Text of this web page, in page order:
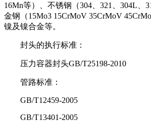
16Mn等）、不锈钢（304、321、304L、
金钢 （15Mo3 15CrMoV 35CrMoV
镍及镍合金等。
封头的执行标准：
压力容器封头GB/T25198-2010
管路标准：
GB/T12459-2005
GB/T13401-2005